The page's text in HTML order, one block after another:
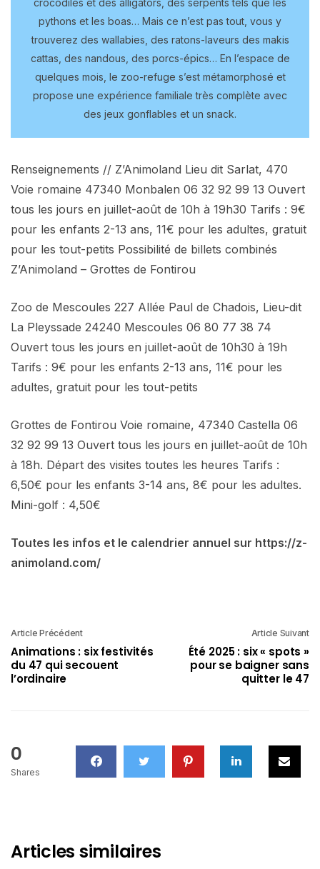
pythons et les boas… Mais ce n’est pas tout, vous y
trouverez des wallabies, des ratons-laveurs des makis
cattas, des nandous, des porcs-épics… En l’espace de
quelques mois, le zoo-refuge s’est métamorphosé et
propose une expérience familiale très complète avec
des jeux gonflables et un snack.
Renseignements // Z’Animoland Lieu dit Sarlat, 470
Voie romaine 47340 Monbalen 06 32 92 99 13 Ouvert
tous les jours en juillet-août de 10h à 19h30 Tarifs : 9€
pour les enfants 2-13 ans, 11€ pour les adultes, gratuit
pour les tout-petits Possibilité de billets combinés
Z’Animoland – Grottes de Fontirou
Zoo de Mescoules 227 Allée Paul de Chadois, Lieu-dit
La Pleyssade 24240 Mescoules 06 80 77 38 74
Ouvert tous les jours en juillet-août de 10h30 à 19h
Tarifs : 9€ pour les enfants 2-13 ans, 11€ pour les
adultes, gratuit pour les tout-petits
Grottes de Fontirou Voie romaine, 47340 Castella 06
32 92 99 13 Ouvert tous les jours en juillet-août de 10h
à 18h. Départ des visites toutes les heures Tarifs :
6,50€ pour les enfants 3-14 ans, 8€ pour les adultes.
Mini-golf : 4,50€
Toutes les infos et le calendrier annuel sur https://z-
animoland.com/
Article Précédent
Animations : six festivités
du 47 qui secouent
l’ordinaire
Article Suivant
Été 2025 : six « spots »
pour se baigner sans
quitter le 47
0
Shares
Articles similaires